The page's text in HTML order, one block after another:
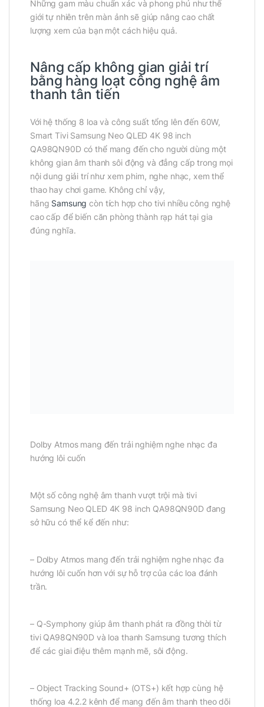
Những gam màu chuẩn xác và phong phú như thế
giới tự nhiên trên màn ảnh sẽ giúp nâng cao chất
lượng xem của bạn một cách hiệu quả.
Nâng cấp không gian giải trí
bằng hàng loạt công nghệ âm
thanh tân tiến
Với hệ thống 8 loa và công suất tổng lên đến 60W,
Smart Tivi Samsung Neo QLED 4K 98 inch
QA98QN90D có thể mang đến cho người dùng một
không gian âm thanh sôi động và đẳng cấp trong mọi
nội dung giải trí như xem phim, nghe nhạc, xem thể
thao hay chơi game. Không chỉ vậy,
hãng Samsung còn tích hợp cho tivi nhiều công nghệ
cao cấp để biến căn phòng thành rạp hát tại gia
đúng nghĩa.
Dolby Atmos mang đến trải nghiệm nghe nhạc đa
hướng lôi cuốn
Một số công nghệ âm thanh vượt trội mà tivi
Samsung Neo QLED 4K 98 inch QA98QN90D đang
sở hữu có thể kể đến như:
– Dolby Atmos mang đến trải nghiệm nghe nhạc đa
hướng lôi cuốn hơn với sự hỗ trợ của các loa đánh
trần.
– Q-Symphony giúp âm thanh phát ra đồng thời từ
tivi QA98QN90D và loa thanh Samsung tương thích
để các giai điệu thêm mạnh mẽ, sôi động.
– Object Tracking Sound+ (OTS+) kết hợp cùng hệ
thống loa 4.2.2 kênh để mang đến âm thanh theo dõi